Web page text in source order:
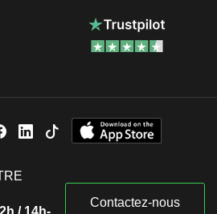
/ 14h-
Contactez-nous